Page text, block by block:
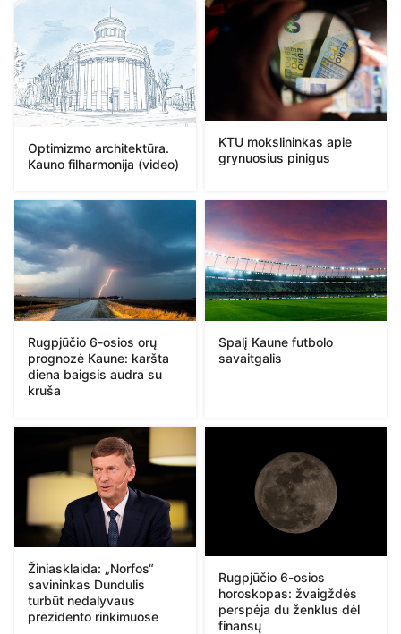
Optimizmo architektūra.
Kauno filharmonija (video)
KTU mokslininkas apie
grynuosius pinigus
Rugpjūčio 6-osios orų
prognozė Kaune: karšta
diena baigsis audra su
kruša
Spalį Kaune futbolo
savaitgalis
Žiniasklaida: „Norfos“
savininkas Dundulis
turbūt nedalyvaus
prezidento rinkimuose
Rugpjūčio 6-osios
horoskopas: žvaigždės
perspėja du ženklus dėl
finansų